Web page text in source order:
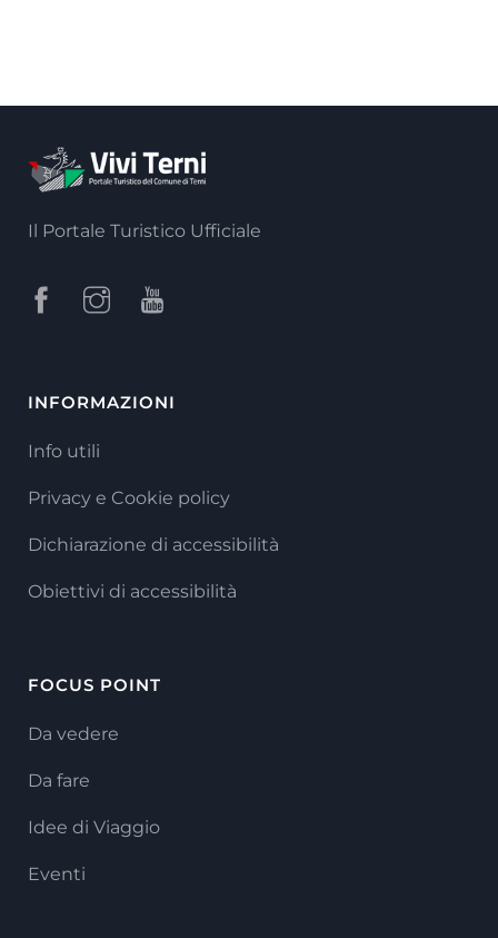
Il Portale Turistico Ufficiale
INFORMAZIONI
Info utili
Privacy e Cookie policy
Dichiarazione di accessibilità
Obiettivi di accessibilità
FOCUS POINT
Da vedere
Da fare
Idee di Viaggio
Eventi